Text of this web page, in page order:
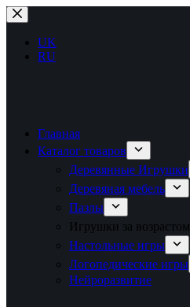
Перейти
к
сути
UK
RU
Главная
Каталог товаров
Деревянные Игрушки
Деревяная мебель
Пазлы
Игрушки за возрастом
Настольные игры
Логопедические игры
Нейроразвитие